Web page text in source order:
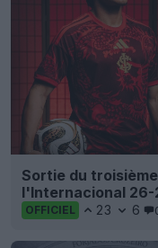
Sortie du
l'Internacional 26-
OFFICIEL 23 6